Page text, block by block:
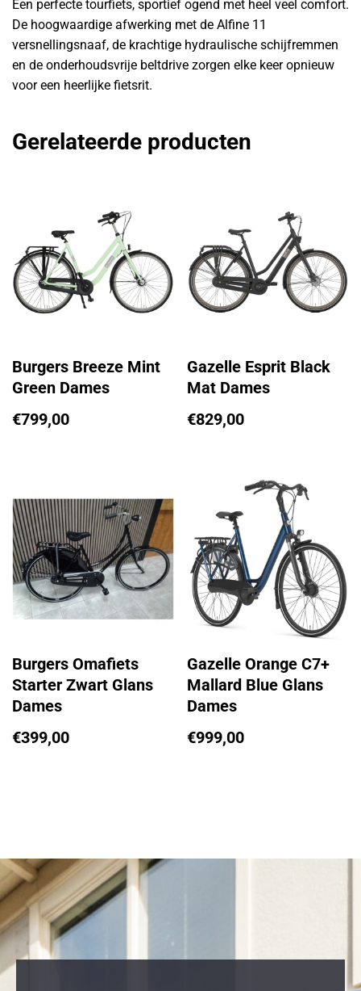
Een perfecte tourfiets, sportief ogend met heel veel comfort.
De hoogwaardige afwerking met de Alfine 11
versnellingsnaaf, de krachtige hydraulische schijfremmen
en de onderhoudsvrije beltdrive zorgen elke keer opnieuw
voor een heerlijke fietsrit.
Gerelateerde producten
Burgers Breeze Mint
Green Dames
€799,00
Gazelle Esprit Black
Mat Dames
€829,00
Burgers Omafiets
Starter Zwart Glans
Dames
€399,00
Gazelle Orange C7+
Mallard Blue Glans
Dames
€999,00